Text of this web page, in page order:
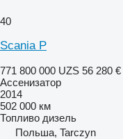
40
Scania P
771 800 000 UZS 56 280 €
Ассенизатор
2014
502 000 км
Топливо дизель
Польша, Tarczyn